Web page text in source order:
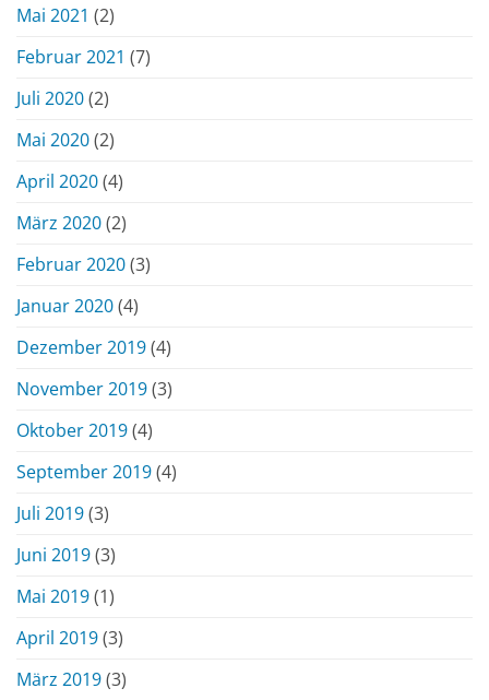
Mai 2021 (2)
Februar 2021 (7)
Juli 2020(2)
Mai 2020(2)
April 2020(4)
März 2020(2)
Februar 2020(3)
Januar 2020(4)
Dezember 2019(4)
November 2019(3)
Oktober 2019(4)
September 2019(4)
Juli 2019(3)
Juni 2019(3)
Mai 2019(1)
April 2019(3)
März 2019(3)